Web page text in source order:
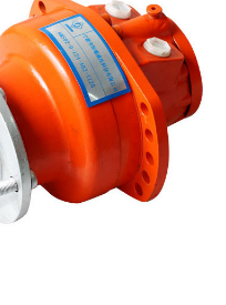
700
31,5 31,5
650 850
0-390 0-310
Le déplacement standard est